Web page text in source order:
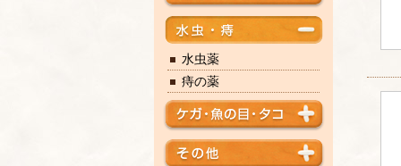
水虫薬
痔の薬